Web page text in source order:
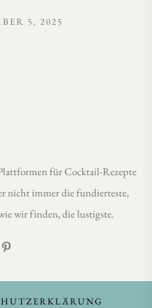
5, 2025
für Cocktail-Rezepte
nicht immer die fundierteste,
wir finden, die lustigste.